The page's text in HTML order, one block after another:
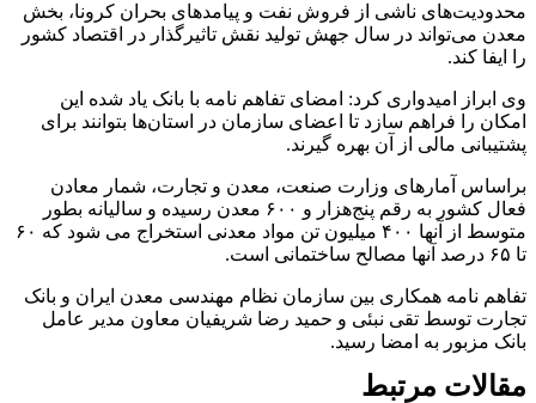
محدودیت‌های ناشی از فروش نفت و پیامدهای بحران کرونا، بخش
معدن می‌تواند در سال جهش تولید نقش تاثیرگذار در اقتصاد کشور
را ایفا کند.
وی ابراز امیدواری کرد: امضای تفاهم نامه با بانک یاد شده این
امکان را فراهم سازد تا اعضای سازمان در استان‌ها بتوانند برای
پشتیبانی مالی از آن بهره گیرند.
براساس آمارهای وزارت صنعت، معدن و تجارت، شمار معادن
فعال کشور به رقم پنج‌هزار و ۶۰۰ معدن رسیده و سالیانه بطور
متوسط از آنها ۴۰۰ میلیون تن مواد معدنی استخراج می شود که ۶۰
تا ۶۵ درصد آنها مصالح ساختمانی است.
تفاهم نامه همکاری بین سازمان نظام مهندسی معدن ایران و بانک
تجارت توسط تقی نبئی و حمید رضا شریفیان معاون مدیر عامل
بانک مزبور به امضا رسید.
مقالات مرتبط